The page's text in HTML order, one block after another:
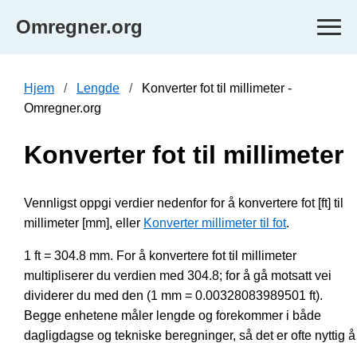
Omregner.org
Hjem Lengde
Konverter fot til millimeter -
Omregner.org
Konverter fot til millimeter
Vennligst oppgi verdier nedenfor for å konvertere fot [ft] til
millimeter [mm], eller Konverter millimeter til fot.
1 ft = 304.8 mm. For å konvertere fot til millimeter
multipliserer du verdien med 304.8; for å gå motsatt vei
dividerer du med den (1 mm = 0.00328083989501 ft).
Begge enhetene måler lengde og forekommer i både
dagligdagse og tekniske beregninger, så det er ofte nyttig å